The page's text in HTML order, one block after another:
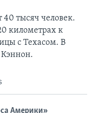
40 тысяч человек.
километрах к
с Техасом. В
Кэннон.
Америки»